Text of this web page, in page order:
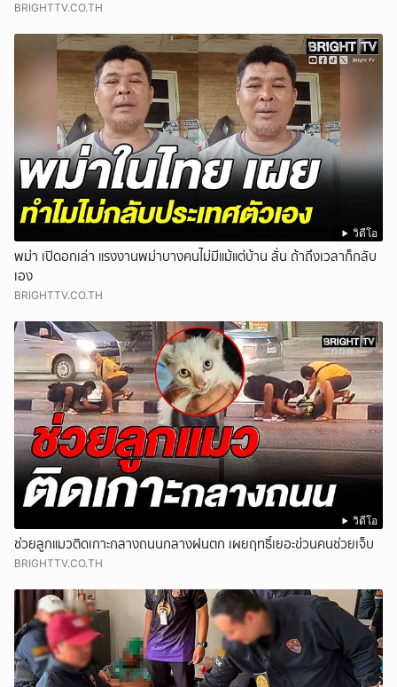
BRIGHTTV.CO.TH
วิดีโอ
พม่า เปิดอกเล่า แรงงานพม่าบางคนไม่มีแม้แต่บ้าน ลั่น ถ้าถึงเวลาก็กลับ
เอง
BRIGHTTV.CO.TH
วิดีโอ
ช่วยลูกแมวติดเกาะกลางถนนกลางฝนตก เผยฤทธิ์เยอะข่วนคนช่วยเจ็บ
BRIGHTTV.CO.TH